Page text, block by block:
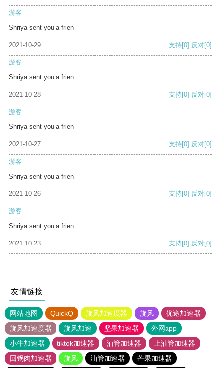
游客
Shriya sent you a frien
2021-10-29 支持[0] 反对[0]
游客
Shriya sent you a frien
2021-10-28 支持[0] 反对[0]
游客
Shriya sent you a frien
2021-10-27 支持[0] 反对[0]
游客
Shriya sent you a frien
2021-10-26 支持[0] 反对[0]
游客
Shriya sent you a frien
2021-10-23 支持[0] 反对[0]
友情链接
网站地图 QuickQ 旋风加速度器 旋风
优途加速器
旋风加速度器
旋风加速 坚果加速器
外网app
小牛加速器
tiktok加速器 油管加速器
上油管加速器
回锅肉加速器
旋风 油管加速器 芒果加速器